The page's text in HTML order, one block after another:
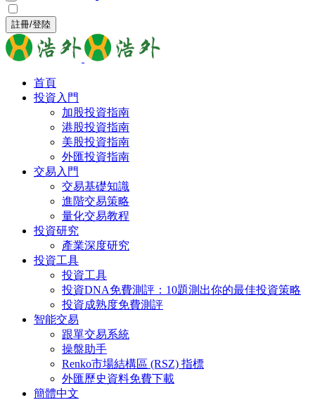
註冊/登陸
首頁
投資入門
加股投資指南
港股投資指南
美股投資指南
外匯投資指南
交易入門
交易基礎知識
進階交易策略
量化交易教程
投資研究
產業深度研究
投資工具
投資工具
投資DNA免費測評：10題測出你的最佳投資策略
投資成熟度免費測評
智能交易
跟單交易系統
操盤助手
Renko市場結構區 (RSZ) 指標
外匯歷史資料免費下載
簡體中文